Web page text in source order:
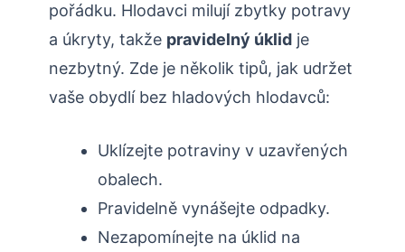
pořádku. Hlodavci milují zbytky potravy
a úkryty, takže pravidelný úklid je ​
nezbytný. Zde je několik ⁢tipů, jak udržet
vaše obydlí bez hladových hlodavců:
Uklízejte potraviny‌ v‌ uzavřených
obalech.
Pravidelně vynášejte odpadky.
Nezapomínejte na úklid na